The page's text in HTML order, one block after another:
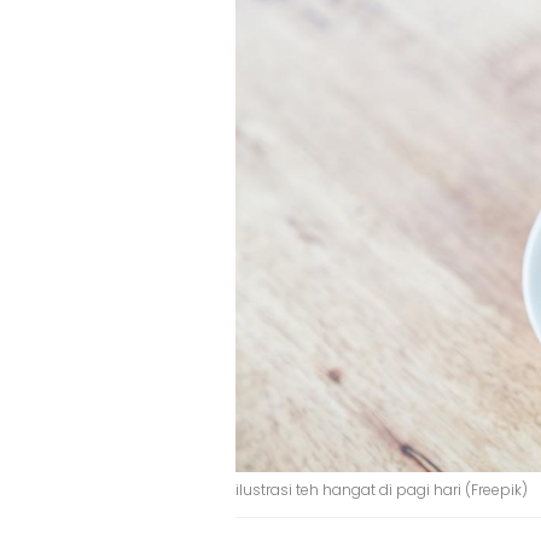
ilustrasi teh hangat di pagi hari (Freepik)